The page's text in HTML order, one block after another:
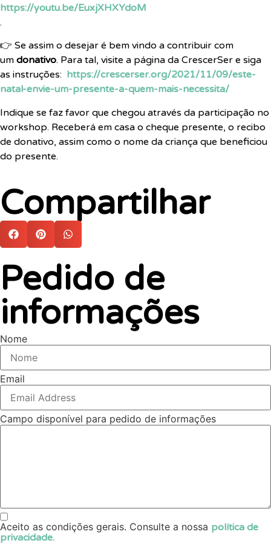
https://youtu.be/EuxjXHXYdoM
.
👉 Se assim o desejar é bem vindo a contribuir com
um donativo. Para tal, visite a página da CrescerSer e siga
as instruções: https://crescerser.org/2021/11/09/este-
natal-envie-um-presente-a-quem-mais-necessita/
Indique se faz favor que chegou através da participação no
workshop. Receberá em casa o cheque presente, o recibo
de donativo, assim como o nome da criança que beneficiou
do presente.
Compartilhar
Pedido de
informações
Nome
Email
Campo disponível para pedido de informações
Aceito as condições gerais. Consulte a nossa política de
privacidade.